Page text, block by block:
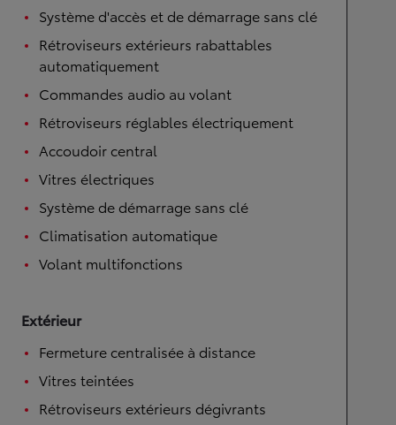
Système d'accès et de démarrage sans clé
Rétroviseurs extérieurs rabattables
automatiquement
Commandes audio au volant
Rétroviseurs réglables électriquement
Accoudoir central
Vitres électriques
Système de démarrage sans clé
Climatisation automatique
Volant multifonctions
Extérieur
Fermeture centralisée à distance
Vitres teintées
Rétroviseurs extérieurs dégivrants